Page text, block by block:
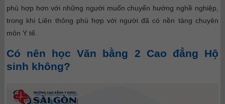
phù hợp hơn với những người muốn chuyển hướng nghề nghiệp,
trong khi Liên thông phù hợp với người đã có nền tảng chuyên
môn Y tế.
Có nên học Văn bằng 2 Cao đẳng Hộ
sinh không?